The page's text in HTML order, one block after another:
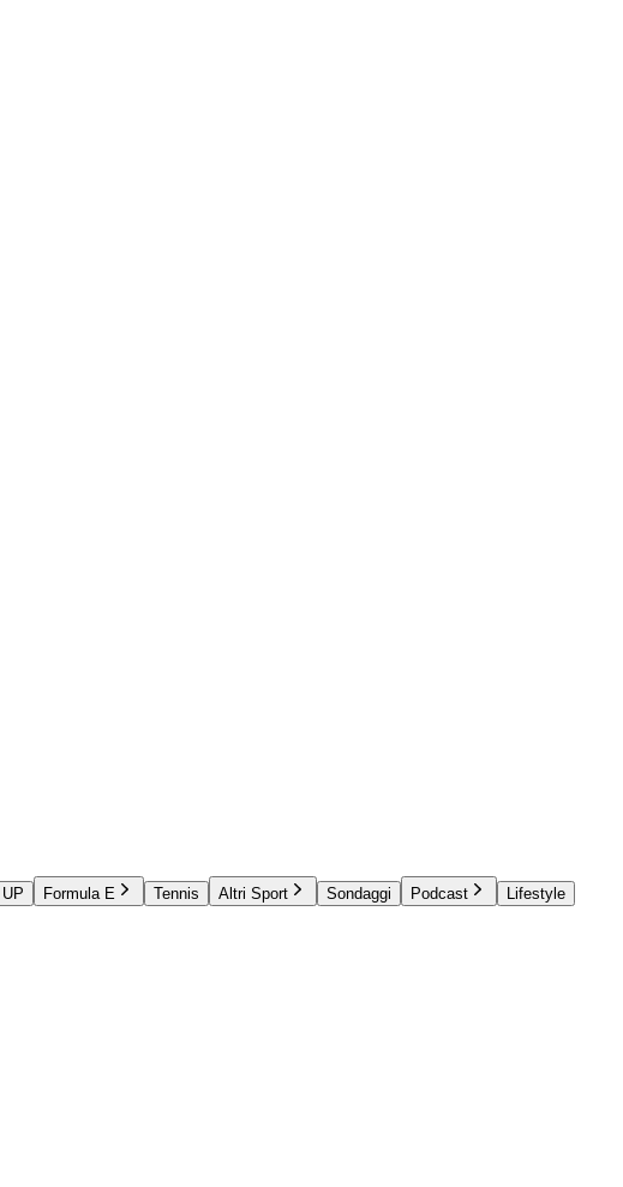
Formula E Tennis Altri Sport Sondaggi Podcast
Lifestyle